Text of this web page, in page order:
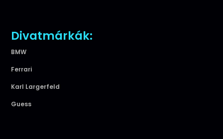
Divatmárkák:
BMW
Ferrari
Karl Largerfeld
Guess